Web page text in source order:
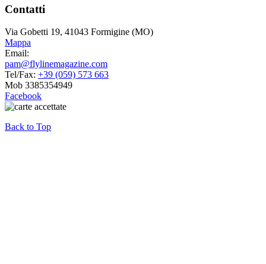
Contatti
Via Gobetti 19, 41043 Formigine (MO)
Mappa
Email:
pam@flylinemagazine.com
Tel/Fax: +39 (059) 573 663
Mob 3385354949
Facebook
Back to Top